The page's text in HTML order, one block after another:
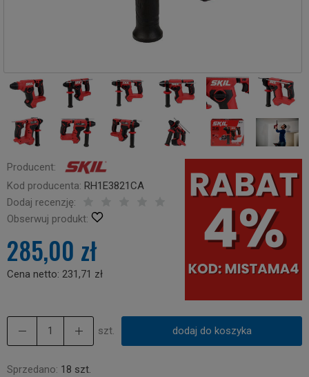
Producent:
Kod producenta: RH1E3821CA
Dodaj recenzję:
Obserwuj produkt:
285,00 zł
Cena netto: 231,71 zł
szt. dodaj do koszyka
Sprzedano: 18 szt.